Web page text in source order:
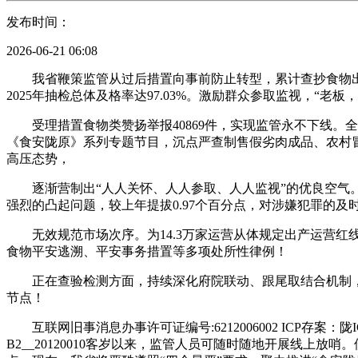
发布时间：
2026-06-21 06:08
我省鞭策监管从过后措置向事前防止转型，累计查抄食物
2025年抽检总体及格率达97.03%。激励群众参取监视，“老
受理措置食物类赞扬举报40869件，实现监管永不下线。全
《食安陇原》系列专题节目，沉点严查制售假劣肉成品、农
高压态势，
逐渐营制出“人人关怀、人人参取、人人监视”的优良空气
强烈的凸起问题，较上年提拔0.97个百分点，对涉嫌犯罪的及
无效规范市场次序。为14.3万家运营从体规定出产运营红
食物平安逃溯、平安事务措置等多项处所性律例！
正在查验检测方面，持续深化府院联动、跟尾取结合机制
节点！
互联网旧事消息办事许可证编号:6212006002 ICP存案：陇
B2__20120010客岁以来，监管人员可随时随地开展线上放哨